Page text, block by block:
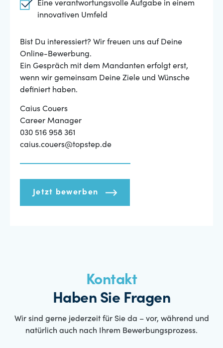
Eine verantwortungsvolle Aufgabe in einem
innovativen Umfeld
Bist Du interessiert? Wir freuen uns auf Deine
Online-Bewerbung.
Ein Gespräch mit dem Mandanten erfolgt erst,
wenn wir gemeinsam Deine Ziele und Wünsche
definiert haben.
Caius Couers
Career Manager
030 516 958 361
caius.couers@topstep.de
Jetzt bewerben
Kontakt
Haben Sie Fragen
Wir sind gerne jederzeit für Sie da – vor, während und
natürlich auch nach Ihrem Bewerbungsprozess.